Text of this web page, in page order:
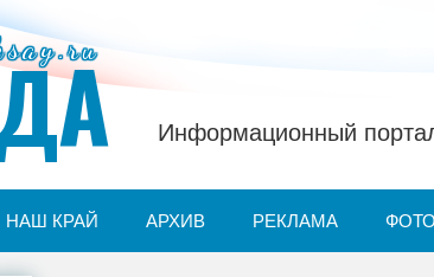
Информационный
НАШ КРАЙ АРХИВ РЕКЛАМА